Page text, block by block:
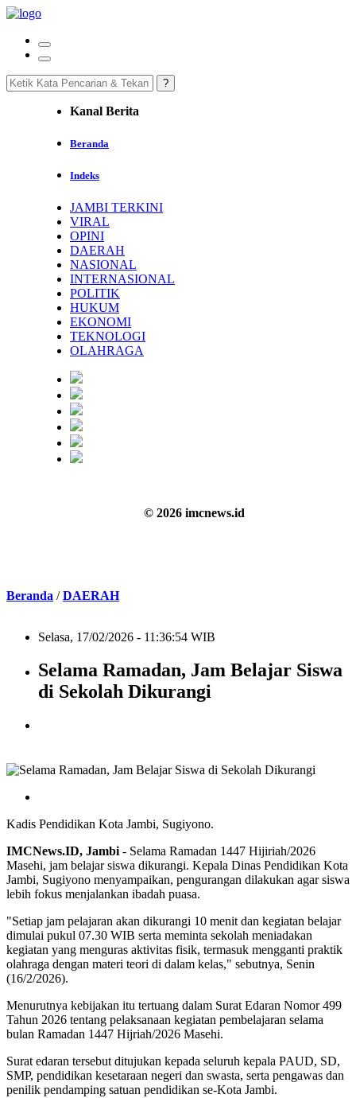
Kanal Berita
Beranda
Indeks
JAMBI TERKINI
VIRAL
OPINI
DAERAH
NASIONAL
INTERNASIONAL
POLITIK
HUKUM
EKONOMI
TEKNOLOGI
OLAHRAGA
© 2026 imcnews.id
Beranda /DAERAH
Selasa, 17/02/2026 - 11:36:54 WIB
Selama Ramadan, Jam Belajar Siswa
di Sekolah Dikurangi
Kadis Pendidikan Kota Jambi, Sugiyono.
IMCNews.ID, Jambi - Selama Ramadan 1447 Hijiriah/2026
Masehi, jam belajar siswa dikurangi. Kepala Dinas Pendidikan Kota
Jambi, Sugiyono menyampaikan, pengurangan dilakukan agar siswa
lebih fokus menjalankan ibadah puasa.
"Setiap jam pelajaran akan dikurangi 10 menit dan kegiatan belajar
dimulai pukul 07.30 WIB serta meminta sekolah meniadakan
kegiatan yang menguras aktivitas fisik, termasuk mengganti praktik
olahraga dengan materi teori di dalam kelas," sebutnya, Senin
(16/2/2026).
Menurutnya kebijakan itu tertuang dalam Surat Edaran Nomor 499
Tahun 2026 tentang pelaksanaan kegiatan pembelajaran selama
bulan Ramadan 1447 Hijriah/2026 Masehi.
Surat edaran tersebut ditujukan kepada seluruh kepala PAUD, SD,
SMP, pendidikan kesetaraan negeri dan swasta, serta pengawas dan
penilik pendamping satuan pendidikan se-Kota Jambi.